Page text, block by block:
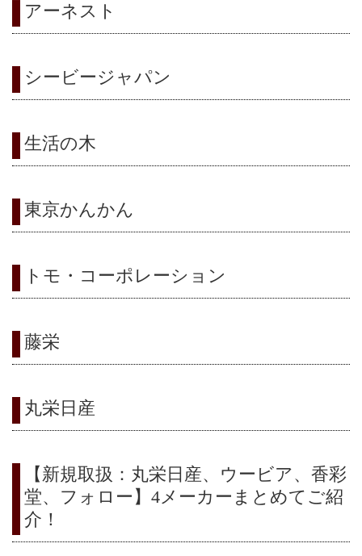
を
切
アーネスト
シービージャパン
生活の木
東京かんかん
トモ・コーポレーション
藤栄
丸栄日産
【新規取扱：丸栄日産、ウービア、香彩
堂、フォロー】4メーカーまとめてご紹
介！